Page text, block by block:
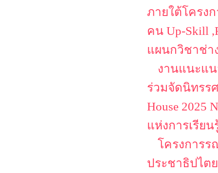
ภายใต้โครง
คน Up-Skill
แผนกวิชาช่า
งานแนะแ
ร่วมจัดนิทรร
House 2025
แห่งการเรีย
โครงการร
ประชาธิปไต